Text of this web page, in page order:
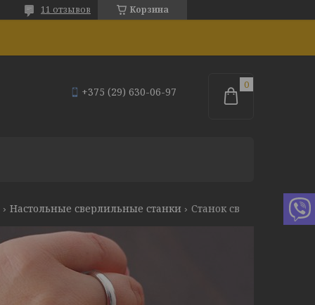
Корзина
11 отзывов
+375 (29) 630-06-97
Настольные сверлильные станки